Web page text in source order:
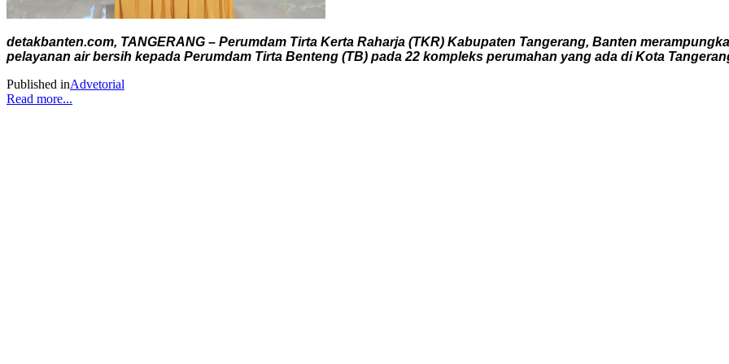
detakbanten.com, TANGERANG – Perumdam Tirta Kerta Raharja (TKR) Kabupaten Tangerang, Banten
pelayanan air bersih kepada Perumdam Tirta Benteng (TB) pada 22 kompleks perumahan yang ada di Kota
Published inAdvetorial
Read more...